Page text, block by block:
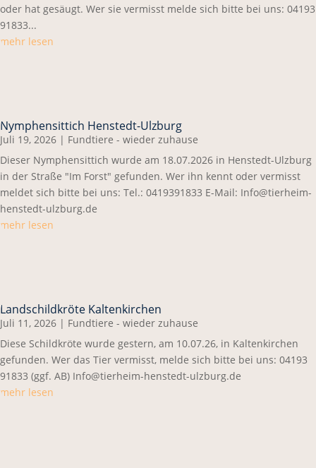
oder hat gesäugt. Wer sie vermisst melde sich bitte bei uns: 04193
91833...
mehr lesen
Nymphensittich Henstedt-Ulzburg
Juli 19, 2026 | Fundtiere - wieder zuhause
Dieser Nymphensittich wurde am 18.07.2026 in Henstedt-Ulzburg
in der Straße "Im Forst" gefunden. Wer ihn kennt oder vermisst
meldet sich bitte bei uns: Tel.: 0419391833 E-Mail: Info@tierheim-
henstedt-ulzburg.de
mehr lesen
Landschildkröte Kaltenkirchen
Juli 11, 2026 | Fundtiere - wieder zuhause
Diese Schildkröte wurde gestern, am 10.07.26, in Kaltenkirchen
gefunden. Wer das Tier vermisst, melde sich bitte bei uns: 04193
91833 (ggf. AB) Info@tierheim-henstedt-ulzburg.de
mehr lesen